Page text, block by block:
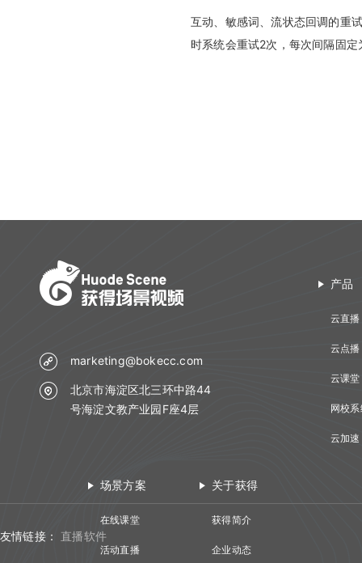
互动、敏感词、流状态回调的重
时系统会重试2次，每次间隔固定
marketing@bokecc.com
北京市海淀区北三环中路44
号海淀文教产业园F座4层
产品
云直播
云点播
云课堂
网校
云加速
场景方案
在线课堂
活动直播
关于获得
获得简介
企业动态
友情链接： 直播软件